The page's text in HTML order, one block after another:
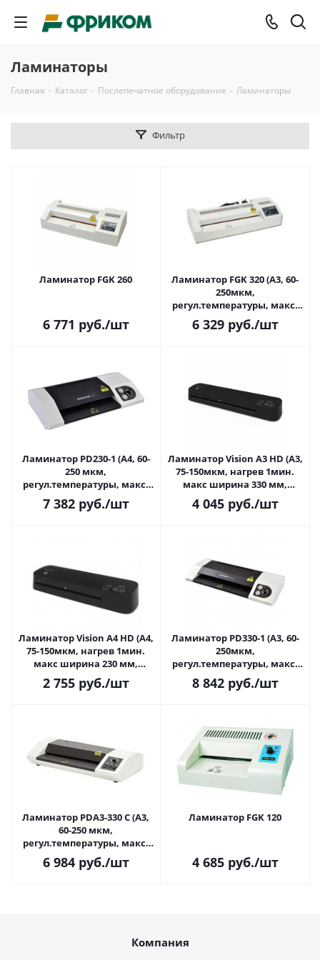
Ламинаторы
Главная - Каталог - Послепечатное оборудование - Ламинаторы
Фильтр
Ламинатор FGK 260
6 771 руб./шт
Ламинатор FGK 320 (A3, 60-
250мкм,
регул.температуры, макс.
t=180C, фольгирование,
скорость 500мм/мин,
6 329руб./шт
Ламинатор PD230-1 (A4, 60-
250 мкм,
регул.температуры, макс.
t=160C, скорость 500мм/
мин, реверс,
7 382руб./шт
Ламинатор Vision A3 HD (A3,
75-150мкм, нагрев 1мин.
макс ширина 330 мм,
скорость 250мм/мин.)
4 045руб./шт
Ламинатор Vision A4 HD (A4,
75-150мкм, нагрев 1мин.
макс ширина 230 мм,
скорость 250мм/мин.)
2 755руб./шт
Ламинатор PD330-1 (A3, 60-
250мкм,
регул.температуры, макс.
t=160C, фольгирование,
скорость 500мм/мин,
8 842руб./шт
Ламинатор PDA3-330 C (A3,
60-250 мкм,
регул.температуры, макс.
t=180C, скорость 500мм/
мин, реверс,
6 984руб./шт
Ламинатор FGK 120
4 685руб./шт
Компания